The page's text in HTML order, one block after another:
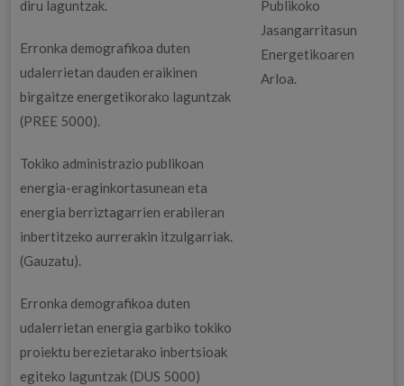
diru laguntzak.
Erronka demografikoa duten
udalerrietan dauden eraikinen
birgaitze energetikorako laguntzak
(PREE 5000).
Tokiko administrazio publikoan
energia-eraginkortasunean eta
energia berriztagarrien erabileran
inbertitzeko aurrerakin itzulgarriak.
(Gauzatu).
Erronka demografikoa duten
udalerrietan energia garbiko tokiko
proiektu berezietarako inbertsioak
egiteko laguntzak (DUS 5000)
Publikoko
Jasangarritasun
Energetikoaren
Arloa.